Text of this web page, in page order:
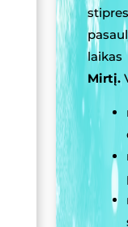
laikas
Mirtį.